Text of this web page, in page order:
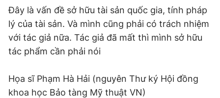
Đọc Thanh Niên trên điện thoại
Đây là vấn đề sở hữu tài sản quốc gia, tính pháp
lý của tài sản. Và mình cũng phải có trách nhiệm
với tác giả nữa. Tác giả đã mất thì mình sở hữu
tác phẩm cần phải nói
Họa sĩ Phạm Hà Hải (nguyên Thư ký Hội đồng
khoa học Bảo tàng Mỹ thuật VN)